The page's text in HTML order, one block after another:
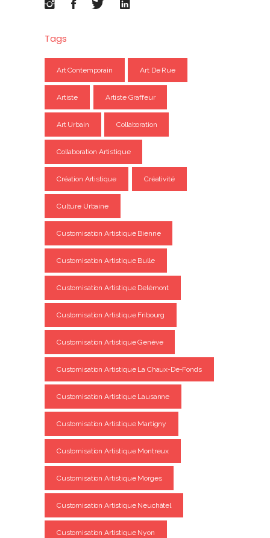
Tags
Art Contemporain Art De Rue
Artiste Artiste Graffeur
Art Urbain Collaboration
Collaboration Artistique
Création Artistique Créativité
Culture Urbaine
Customisation Artistique Bienne
Customisation Artistique Bulle
Customisation Artistique Delémont
Customisation Artistique Fribourg
Customisation Artistique Genève
Customisation Artistique La Chaux-De-Fonds
Customisation Artistique Lausanne
Customisation Artistique Martigny
Customisation Artistique Montreux
Customisation Artistique Morges
Customisation Artistique Neuchâtel
Customisation Artistique Nyon